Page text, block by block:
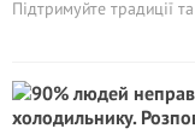
Підтримуйте традиції